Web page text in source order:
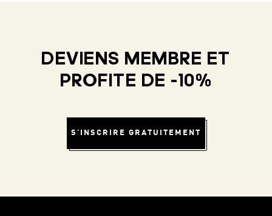
DEVIENS MEMBRE ET
PROFITE DE -10%
S'INSCRIRE GRATUITEMENT